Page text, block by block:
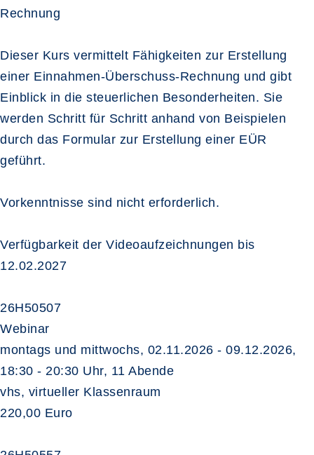
Rechnung
Dieser Kurs vermittelt Fähigkeiten zur Erstellung
einer Einnahmen-Überschuss-Rechnung und gibt
Einblick in die steuerlichen Besonderheiten. Sie
werden Schritt für Schritt anhand von Beispielen
durch das Formular zur Erstellung einer EÜR
geführt.
Vorkenntnisse sind nicht erforderlich.
Verfügbarkeit der Videoaufzeichnungen bis
12.02.2027
26H50507
Webinar
montags und mittwochs, 02.11.2026 - 09.12.2026,
18:30 - 20:30 Uhr, 11 Abende
vhs, virtueller Klassenraum
220,00 Euro